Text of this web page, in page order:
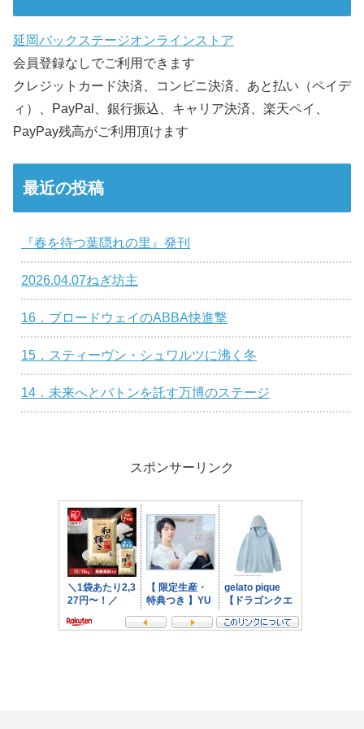
延岡バックステージオンラインストア
会員登録なしでご利用できます
クレジットカード決済、コンビニ決済、あと払い（ペイデ
ィ）、PayPal、銀行振込、キャリア決済、楽天ペイ、
PayPay残高がご利用頂けます
最近の投稿
『春を待つ葉隠れの里』発刊
2026.04.07ねぎ坊主
16．ブロードウェイのABBA快進撃
15．スティーヴン・シュワルツに沸く冬
14．未来へとバトンを託す万博のステージ
スポンサーリンク